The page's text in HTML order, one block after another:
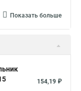
Показать больше
154,19 ₽